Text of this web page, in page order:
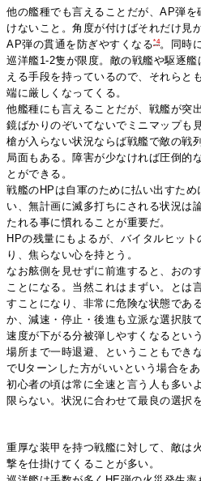
他の艦種でも言えることだが、AP弾
けないこと。角度が付けばそれだけ見
AP弾の貫通を防ぎやすくなる*4。同時
巡洋艦1-2隻が限度。敵の戦艦や駆逐
える手段を持っているので、それらと
端に厳しくなってくる。
他艦種にも言えることだが、戦艦が突
鏡ばかりのぞいてないでミニマップも
槍が入らない状況ならば戦艦で敵の戦
局面もある。障害が少なければ圧倒的
とができる。
戦艦のHPは自軍のために払い出すた
い、無計画に滅多打ちにされる状況は
たれる事に慣れることが重要だ。
HPの残量にもよるが、バイタルヒッ
り、焦らない心を持とう。
なお舷側を見せずに前進すると、おの
ことになる。当然これはまずい。とは
すことになり、非常に危険な状態であ
か、減速・停止・後進も立派な選択肢
速度が下がる分被弾しやすくなるとい
場所まで一時退避、ということもでき
でUターンした方がいいという場合をあ
初心者の頃は常に全速と言う人も多い
限らない。状況に合わせて最良の選択
重厚な装甲を持つ戦艦に対して、敵は
撃を仕掛けてくることが多い。